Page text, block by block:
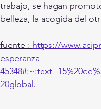
trabajo, se hagan
belleza, la acogida del
fuente : https://
esperanza-
20global.